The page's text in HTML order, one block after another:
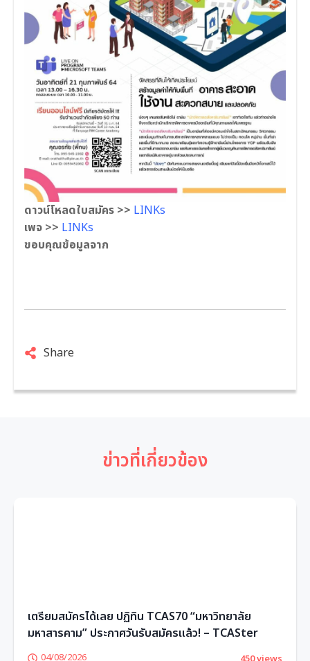
ดาวน์โหลดใบสมัคร >> LINKs
เพจ >> LINKs
ขอบคุณข้อมูลจาก
Share
ข่าวที่เกี่ยวข้อง
เตรียมสมัครได้เลย ปฏิทิน TCAS70 “มหาวิทยาลัย
มหาสารคาม” ประกาศวันรับสมัครแล้ว! – TCASter
04/08/2026